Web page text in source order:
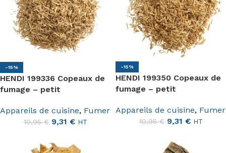
-15%
HENDI 199336 Copeaux de
fumage – petit
Appareils de cuisine, Fumer
10,95€ 9,31 € HT
-15%
HENDI 199350 Copeaux de
fumage – petit
Appareils de cuisine, Fumer
10,95€ 9,31 € HT